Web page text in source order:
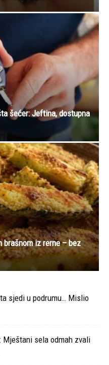
šećer: Jeftina, dostupna
brašnom iz rerne – bez
sjedi u podrumu… Mislio
Mještani sela odmah zvali